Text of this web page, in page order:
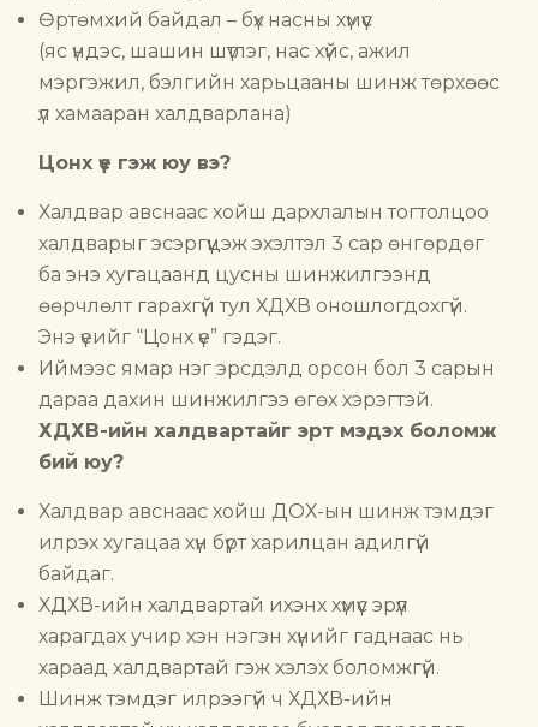
Өртөмхий байдал – бүх насны хүмүүс
(яс үндэс, шашин шүтлэг, нас хүйс, ажил
мэргэжил, бэлгийн харьцааны шинж төрхөөс
үл хамааран халдварлана)
Цонх үе гэж юу вэ?
Халдвар авснаас хойш дархлалын тогтолцоо
халдварыг эсэргүүцэж эхэлтэл 3 сар өнгөрдөг
ба энэ хугацаанд цусны шинжилгээнд
өөрчлөлт гарахгүй тул ХДХВ оношлогдохгүй.
Энэ үеийг “Цонх үе” гэдэг.
Иймээс ямар нэг эрсдэлд орсон бол 3 сарын
дараа дахин шинжилгээ өгөх хэрэгтэй.
ХДХВ-ийн халдвартайг эрт мэдэх боломж
бий юу?
Халдвар авснаас хойш ДОХ-ын шинж тэмдэг
илрэх хугацаа хүн бүрт харилцан адилгүй
байдаг.
ХДХВ-ийн халдвартай ихэнх хүмүүс эрүүл
харагдах учир хэн нэгэн хүнийг гаднаас нь
хараад халдвартай гэж хэлэх боломжгүй.
Шинж тэмдэг илрээгүй ч ХДХВ-ийн